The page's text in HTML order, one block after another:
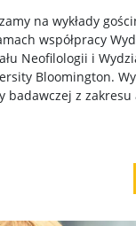
na wykłady
współpracy
Neofilologii i
Bloomington.
badawczej z zakresu